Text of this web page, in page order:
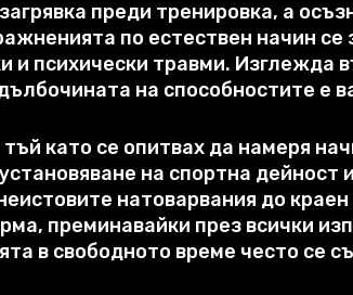
преди тренировка, а
по естествен начин
и психически травми. Изглежда
на способностите е
тъй като се опитвах да намеря
на спортна
натоварвания до
, преминавайки през всички
в свободното време често се